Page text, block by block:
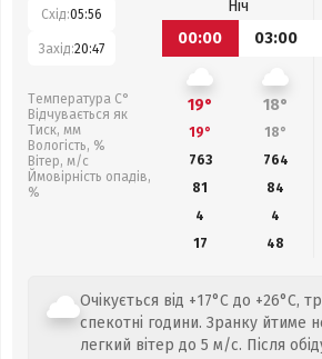
Схід:05:56
Захід:20:47
Температура С°
Відчувається як
Тиск, мм
Вологість, %
Вітер, м/с
Ймовірність опадів,
%
Ніч
00:00
03:00
19° 18°
19° 18°
763
764
81
84
4
4
17
48
Очікується від +17°C до +26°C,
спекотні години. Зранку йтиме
легкий вітер до 5 м/с. Після